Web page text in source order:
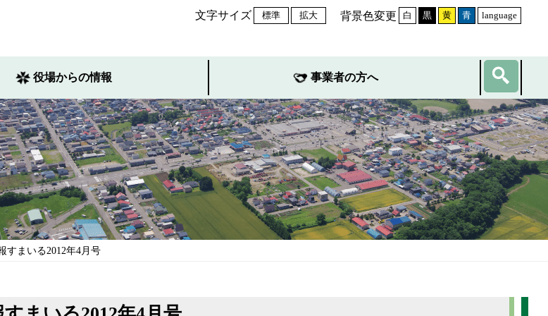
文字サイズ 標準 拡大 背景色変更 白 黒 黄 青 language
役場からの情報 事業者の方へ
すまいる2012年4月号